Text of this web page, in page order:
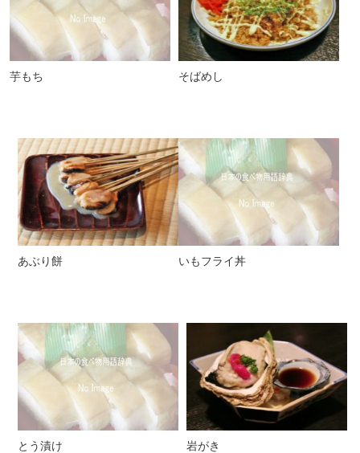
芋もち そばめし
あぶり餅 いもフライ丼
とう漬け 岩がき